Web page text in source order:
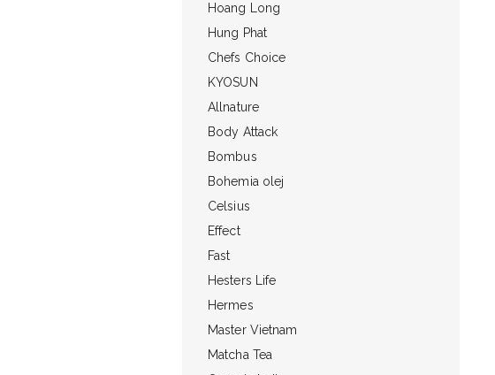
Hoang Long
Hung Phat
Chefs Choice
KYOSUN
Allnature
Body Attack
Bombus
Bohemia olej
Celsius
Effect
Fast
Hesters Life
Hermes
Master Vietnam
Matcha Tea